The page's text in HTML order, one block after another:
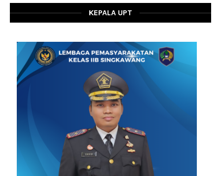
KEPALA UPT